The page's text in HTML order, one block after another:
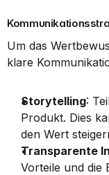
Um das
klare
Storytelling:
Produkt. Dies
den Wert
Transparente
Vorteile und die